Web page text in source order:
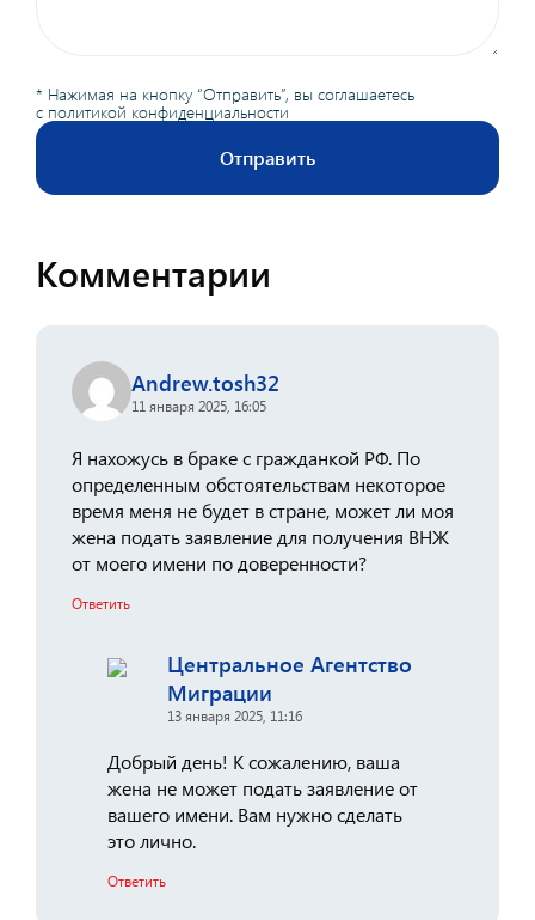
Отправить
* Нажимая на кнопку “Отправить”, вы соглашаетесь
с политикой конфиденциальности
Комментарии
Andrew.tosh32
11 января 2025, 16:05
Я нахожусь в браке с гражданкой РФ. По
определенным обстоятельствам некоторое
время меня не будет в стране, может ли моя
жена подать заявление для получения ВНЖ
от моего имени по доверенности?
Ответить
Центральное Агентство
Миграции
13 января 2025, 11:16
Добрый день! К сожалению, ваша
жена не может подать заявление от
вашего имени. Вам нужно сделать
это лично.
Ответить